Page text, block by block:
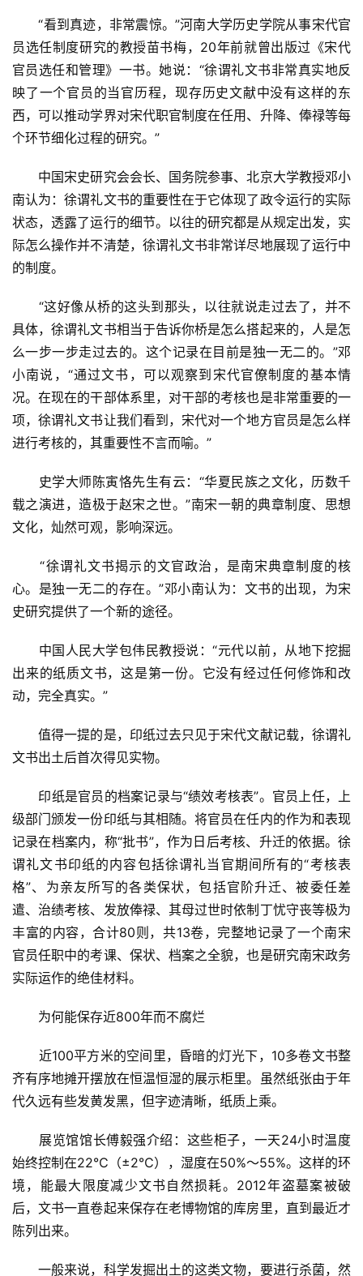
书
法
征
稿
学
究
法
书
砚
边
夜
话
美
库
寫
錯
的
繁
一
百
“看到真迹，非常震惊。”河南大学历史学院从事宋代官
员选任制度研究的教授苗书梅，20年前就曾出版过《宋代
官员选任和管理》一书。她说：“徐谓礼文书非常真实地反
映了一个官员的当官历程，现存历史文献中没有这样的东
西，可以推动学界对宋代职官制度在任用、升降、俸禄等每
个环节细化过程的研究。”
中国宋史研究会会长、国务院参事、北京大学教授邓小
南认为：徐谓礼文书的重要性在于它体现了政令运行的实际
状态，透露了运行的细节。以往的研究都是从规定出发，实
际怎么操作并不清楚，徐谓礼文书非常详尽地展现了运行中
的制度。
“这好像从桥的这头到那头，以往就说走过去了，并不
具体，徐谓礼文书相当于告诉你桥是怎么搭起来的，人是怎
么一步一步走过去的。这个记录在目前是独一无二的。”邓
小南说，“通过文书，可以观察到宋代官僚制度的基本情
况。在现在的干部体系里，对干部的考核也是非常重要的一
项，徐谓礼文书让我们看到，宋代对一个地方官员是怎么样
进行考核的，其重要性不言而喻。”
史学大师陈寅恪先生有云：“华夏民族之文化，历数千
载之演进，造极于赵宋之世。”南宋一朝的典章制度、思想
文化，灿然可观，影响深远。
“徐谓礼文书揭示的文官政治，是南宋典章制度的核
心。是独一无二的存在。”邓小南认为：文书的出现，为宋
史研究提供了一个新的途径。
中国人民大学包伟民教授说：“元代以前，从地下挖掘
出来的纸质文书，这是第一份。它没有经过任何修饰和改
动，完全真实。”
值得一提的是，印纸过去只见于宋代文献记载，徐谓礼
文书出土后首次得见实物。
印纸是官员的档案记录与“绩效考核表”。官员上任，上
级部门颁发一份印纸与其相随。将官员在任内的作为和表现
记录在档案内，称“批书”，作为日后考核、升迁的依据。徐
谓礼文书印纸的内容包括徐谓礼当官期间所有的“考核表
格”、为亲友所写的各类保状，包括官阶升迁、被委任差
遣、治绩考核、发放俸禄、其母过世时依制丁忧守丧等极为
丰富的内容，合计80则，共13卷，完整地记录了一个南宋
官员任职中的考课、保状、档案之全貌，也是研究南宋政务
实际运作的绝佳材料。
为何能保存近800年而不腐烂
近100平方米的空间里，昏暗的灯光下，10多卷文书整
齐有序地摊开摆放在恒温恒湿的展示柜里。虽然纸张由于年
代久远有些发黄发黑，但字迹清晰，纸质上乘。
展览馆馆长傅毅强介绍：这些柜子，一天24小时温度
始终控制在22℃（±2℃），湿度在50%～55%。这样的环
境，能最大限度减少文书自然损耗。2012年盗墓案被破
后，文书一直卷起来保存在老博物馆的库房里，直到最近才
陈列出来。
一般来说，科学发掘出土的这类文物，要进行杀菌，然